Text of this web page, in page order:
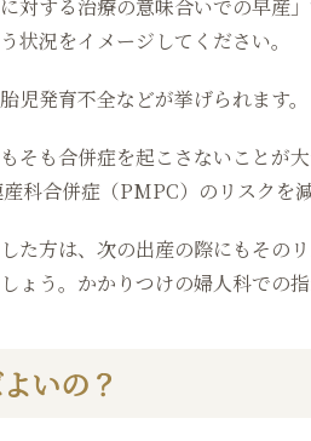
対する治療の意味合いでの早産
状況をイメージしてください。
発育不全などが挙げられます。
そも合併症を起こさないことが
科合併症（PMPC）のリスクを
た方は、次の出産の際にもその
う。かかりつけの婦人科での指
いの？